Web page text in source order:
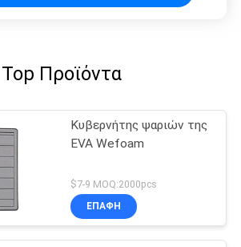
Top Προϊόντα
Κυβερνήτης ψαριών της
EVA Wefoam
$7-9 MOQ:2000pcs
ΕΠΑΦΉ